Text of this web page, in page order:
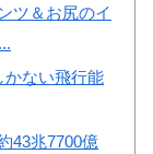
国サッカー協会の
とんでもない言い
」→「もはや自白
ﾌﾞﾙﾌﾞﾙ」＝韓国
ツ＆お尻のイ
かない飛行能
43兆7700億